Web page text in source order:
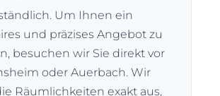
Um Ihnen ein
und präzises Angebot zu
besuchen wir Sie direkt vor
oder Auerbach. Wir
Räumlichkeiten exakt aus,